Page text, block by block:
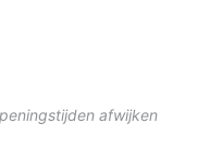
afwijken